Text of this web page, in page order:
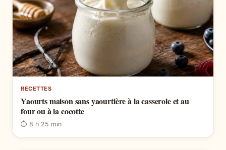
RECETTES
Yaourts maison sans yaourtière à la casserole et au
four ou à la cocotte
⏱ 8 h 25 min